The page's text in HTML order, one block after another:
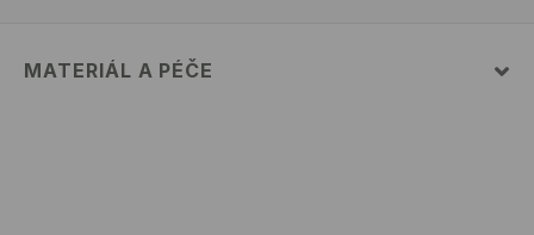
MATERIÁL A PÉČE